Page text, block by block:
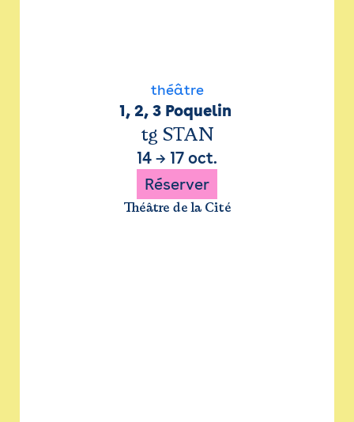
théâtre
1, 2, 3 Poquelin
tg STAN
14 → 17 oct.
Réserver
Théâtre de la Cité